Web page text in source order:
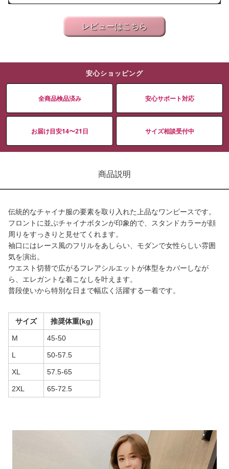
レビューはこちら
安心ショッピング
全商品検品済み 安心サポート対応
お届け目安14〜21日 サイズ相談受付中
商品説明
伝統的なチャイナ服の要素を取り入れた上品なワンピースです。
フロントに並ぶチャイナボタンが印象的で、スタンドカラーが顔
周りをすっきりと見せてくれます。
袖口にはレース風のフリルをあしらい、モダンで女性らしい雰囲
気を演出。
ウエスト切替で広がるフレアシルエットが体型をカバーしなが
ら、エレガントな着こなしを叶えます。
普段使いから特別な日まで幅広く活躍する一着です。
サイズ 推奨体重(kg)
M 45-50
L 50-57.5
XL 57.5-65
2XL 65-72.5